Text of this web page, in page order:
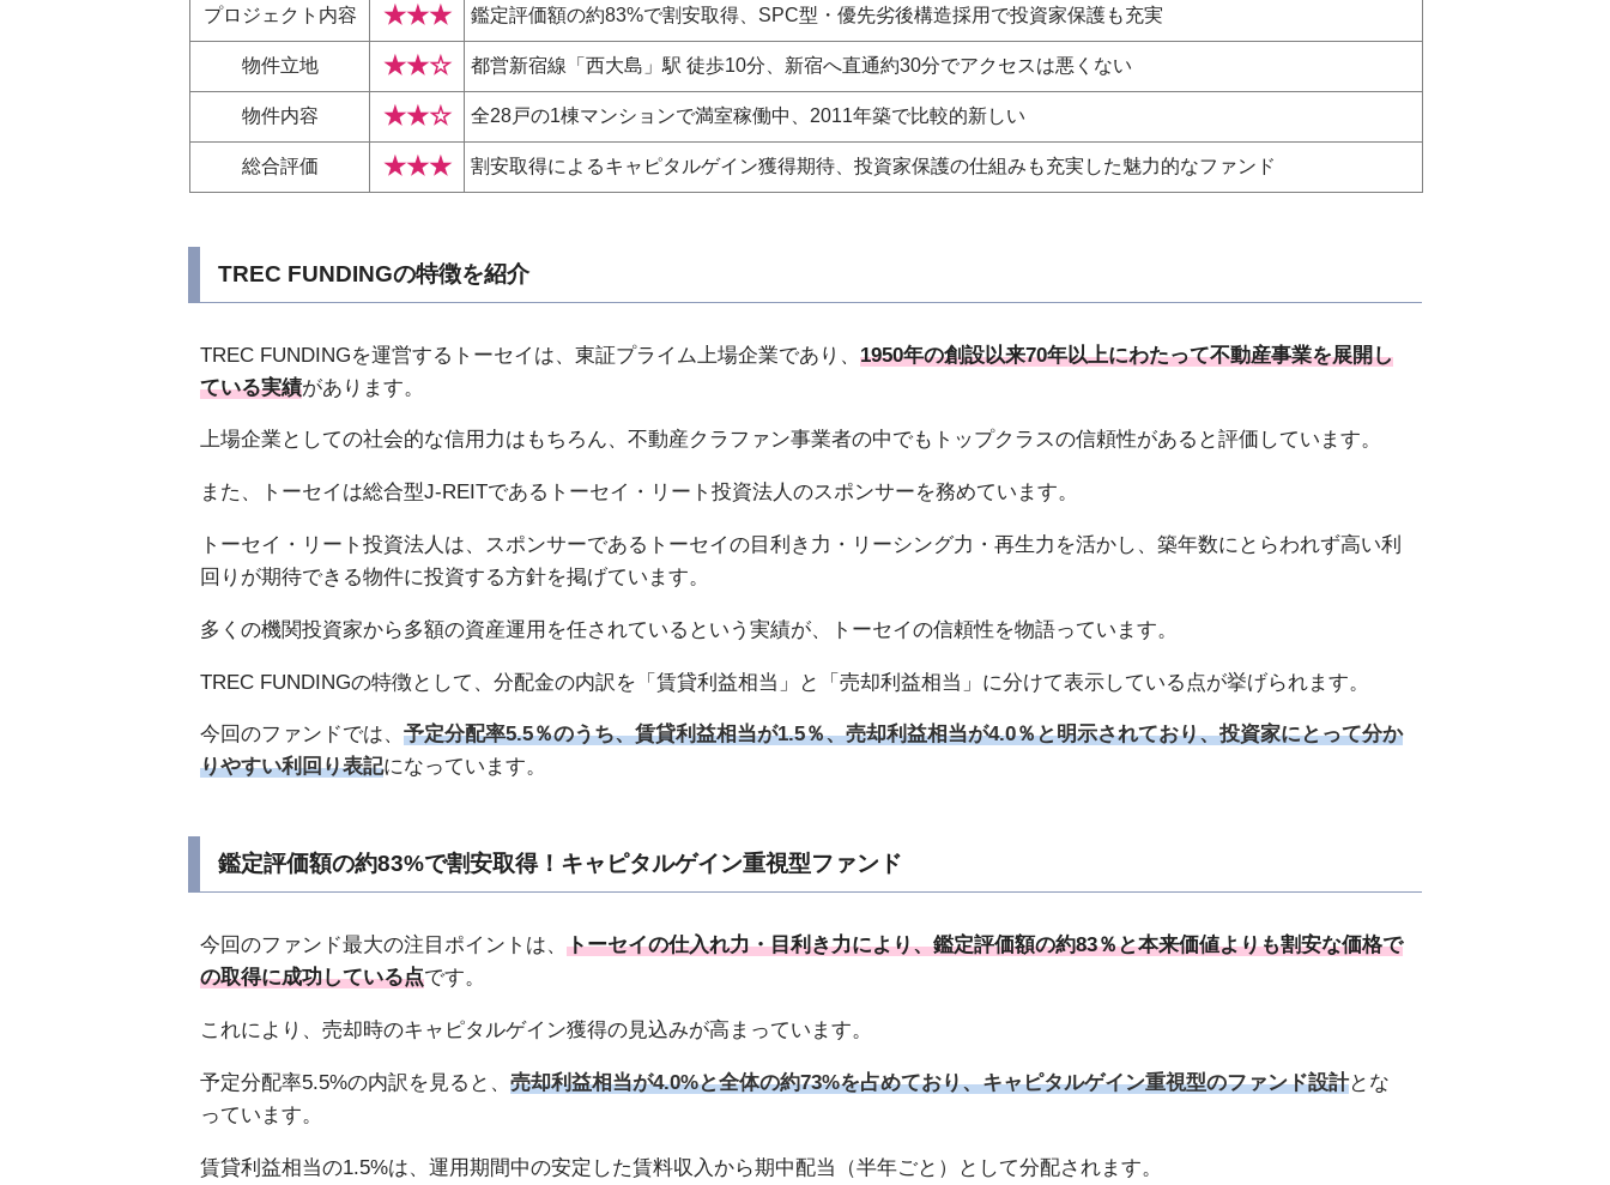
プロジェクト 内容 ★★★ 鑑定評価額の約83%で割安取得、SPC型・優先劣後構造採用で投資家保護も充実
物件立地 ★★☆ 都営新宿線「西大島」駅 徒歩10分、新宿へ直通約30分でアクセスは悪くない
物件内容 ★★☆ 全28戸の1棟マンションで満室稼働中、2011年築で比較的新しい
総合評価 ★★★ 割安取得によるキャピタルゲイン獲得期待、投資家保護の仕組みも充実した魅力的なファンド
TREC FUNDINGの特徴を紹介
TREC FUNDINGを運営するトーセイは、東証プライム上場企業であり、 1950年の創設以来70年以上にわたって不動産事業を展開し
ている実績があります。
上場企業としての社会的な信用力はもちろん、不動産クラファン事業者の中でもトップクラスの信頼性があると評価しています。
また、トーセイは総合型J-REITであるトーセイ・リート投資法人のスポンサーを務めています。
トーセイ・リート投資法人は、スポンサーであるトーセイの目利き力・リーシング力・再生力を活かし、築年数にとらわれず高い利
回りが期待できる物件に投資する方針を掲げています。
多くの機関投資家から多額の資産運用を任されているという実績が、トーセイの信頼性を物語っています。
TREC FUNDINGの特徴として、分配金の内訳を「賃貸利益相当」と「売却利益相当」に分けて表示している点が挙げられます。
今回のファンドでは、 予定分配率5.5％のうち、賃貸利益相当が1.5％、売却利益相当が4.0％と明示されており、投資家にとって分か
りやすい利回り表記になっています。
鑑定評価額の約83%で割安取得！キャピタルゲイン重視型ファンド
今回のファンド最大の注目ポイントは、 トーセイの仕入れ力・目利き力により、鑑定評価額の約83％と本来価値よりも割安な価格で
の取得に成功している点です。
これにより、売却時のキャピタルゲイン獲得の見込みが高まっています。
予定分配率5.5%の内訳を見ると、 売却利益相当が4.0%と全体の約73%を占めており、キャピタルゲイン重視型のファンド設計とな
っています。
賃貸利益相当の1.5%は、運用期間中の安定した賃料収入から期中配当（半年ごと）として分配されます。